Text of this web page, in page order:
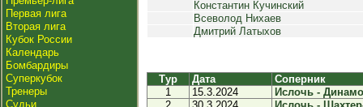
Первая лига
Вторая лига
Кубок России
Календарь
Бомбардиры
Суперкубок
Тренеры
Судьи
Константин Кучинский
Всеволод Нихаев
Дмитрий Латыхов
Тур Дата
Соперник
1
15.3.2024
Ислочь -